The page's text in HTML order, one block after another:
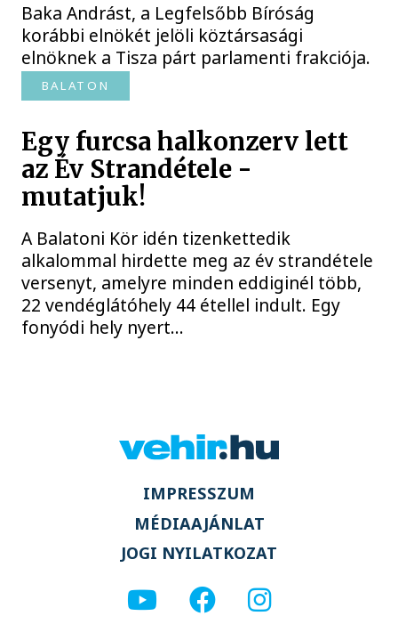
Baka Andrást, a Legfelsőbb Bíróság
korábbi elnökét jelöli köztársasági
elnöknek a Tisza párt parlamenti frakciója.
BALATON
Egy furcsa halkonzerv lett
az Év Strandétele -
mutatjuk!
A Balatoni Kör idén tizenkettedik
alkalommal hirdette meg az év strandétele
versenyt, amelyre minden eddiginél több,
22 vendéglátóhely 44 étellel indult. Egy
fonyódi hely nyert...
IMPRESSZUM
MÉDIAAJÁNLAT
JOGI NYILATKOZAT